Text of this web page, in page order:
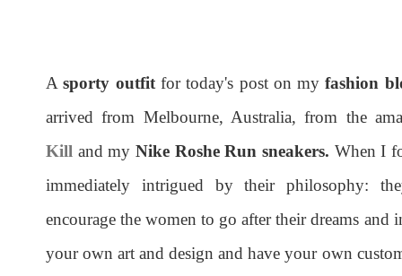
Asporty outfitfor today's post on myfashion
arrived from Melbourne, Australia, from the
Kill and my Nike Roshe Run sneakers. When I
immediately intrigued by their philosophy:
encourage the women to go after their dreams and
your own art and design and have your own